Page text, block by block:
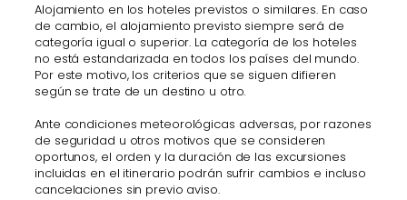
Alojamiento en los hoteles previstos o similares. En caso
de cambio, el alojamiento previsto siempre será de
categoría igual o superior. La categoría de los hoteles
no está estandarizada en todos los países del mundo.
Por este motivo, los criterios que se siguen difieren
según se trate de un destino u otro.
Ante condiciones meteorológicas adversas, por razones
de seguridad u otros motivos que se consideren
oportunos, el orden y la duración de las excursiones
incluidas en el itinerario podrán sufrir cambios e incluso
cancelaciones sin previo aviso.